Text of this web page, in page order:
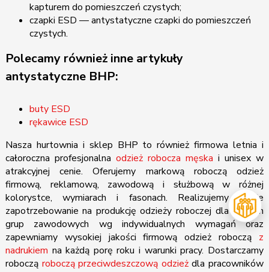
kapturem do pomieszczeń czystych;
czapki ESD — antystatyczne czapki do pomieszczeń
czystych.
Polecamy również inne artykuły
antystatyczne BHP:
buty ESD
rękawice ESD
Nasza hurtownia i sklep BHP to również firmowa letnia i
całoroczna profesjonalna odzież robocza męska i unisex w
atrakcyjnej cenie. Oferujemy markową roboczą odzież
firmową, reklamową, zawodową i służbową w różnej
kolorystce, wymiarach i fasonach. Realizujemy każde
zapotrzebowanie na produkcję odzieży roboczej dla różnych
grup zawodowych wg indywidualnych wymagań oraz
zapewniamy wysokiej jakości firmową odzież roboczą z
nadrukiem na każdą porę roku i warunki pracy. Dostarczamy
roboczą roboczą przeciwdeszczową odzieżdla pracowników